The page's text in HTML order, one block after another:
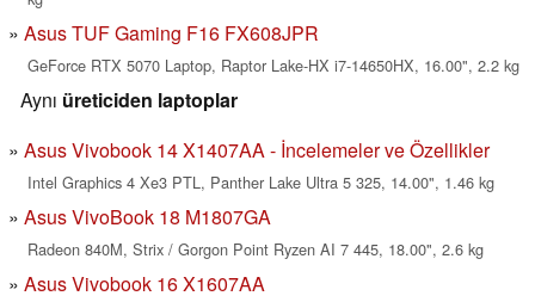
Asus TUF Gaming F16 FX608JPR
GeForce RTX 5070 Laptop, Raptor Lake-HX i7-14650HX, 16.00", 2.2 kg
Aynı üreticiden laptoplar
Asus Vivobook 14 X1407AA - İncelemeler ve Özellikler
Intel Graphics 4 Xe3 PTL, Panther Lake Ultra 5 325, 14.00", 1.46 kg
Asus VivoBook 18 M1807GA
Radeon 840M, Strix / Gorgon Point Ryzen AI 7 445, 18.00", 2.6 kg
Asus Vivobook 16 X1607AA